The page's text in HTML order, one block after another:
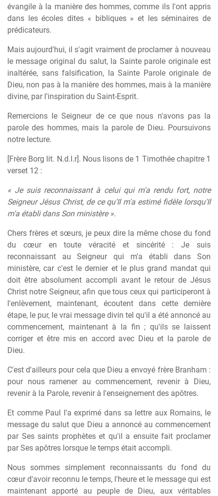
évangile à la manière des hommes, comme ils l'ont appris
dans les écoles dites « bibliques » et les séminaires de
prédicateurs.
Mais aujourd'hui, il s'agit vraiment de proclamer à nouveau
le message original du salut, la Sainte parole originale est
inaltérée, sans falsification, la Sainte Parole originale de
Dieu, non pas à la manière des hommes, mais à la manière
divine, par l'inspiration du Saint-Esprit.
Remercions le Seigneur de ce que nous n'avons pas la
parole des hommes, mais la parole de Dieu. Poursuivons
notre lecture.
[Frère Borg lit. N.d.l.r]. Nous lisons de 1 Timothée chapitre 1
verset 12 :
« Je suis reconnaissant à celui qui m'a rendu fort, notre
Seigneur Jésus Christ, de ce qu'Il m'a estimé fidèle lorsqu'Il
m'a établi dans Son ministère ».
Chers frères et sœurs, je peux dire la même chose du fond
du cœur en toute véracité et sincérité : Je suis
reconnaissant au Seigneur qui m'a établi dans Son
ministère, car c'est le dernier et le plus grand mandat qui
doit être absolument accompli avant le retour de Jésus
Christ notre Seigneur, afin que tous ceux qui participeront à
l'enlèvement, maintenant, écoutent dans cette dernière
étape, le pur, le vrai message divin tel qu'il a été annoncé au
commencement, maintenant à la fin ; qu'ils se laissent
corriger et être mis en accord avec Dieu et la parole de
Dieu.
C'est d'ailleurs pour cela que Dieu a envoyé frère Branham :
pour nous ramener au commencement, revenir à Dieu,
revenir à la Parole, revenir à l'enseignement des apôtres.
Et comme Paul l'a exprimé dans sa lettre aux Romains, le
message du salut que Dieu a annoncé au commencement
par Ses saints prophètes et qu'il a ensuite fait proclamer
par Ses apôtres lorsque le temps était accompli.
Nous sommes simplement reconnaissants du fond du
cœur d'avoir reconnu le temps, l'heure et le message qui est
maintenant apporté au peuple de Dieu, aux véritables